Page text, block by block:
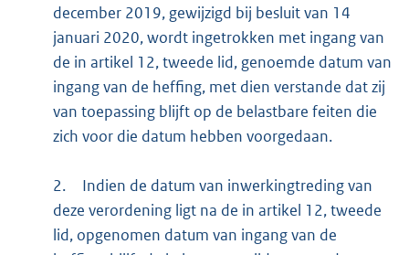
december 2019, gewijzigd bij besluit van 14
januari 2020, wordt ingetrokken met ingang van
de in artikel 12, tweede lid, genoemde datum van
ingang van de heffing, met dien verstande dat zij
van toepassing blijft op de belastbare feiten die
zich voor die datum hebben voorgedaan.
2.
Indien de datum van inwerkingtreding van
deze verordening ligt na de in artikel 12, tweede
lid, opgenomen datum van ingang van de